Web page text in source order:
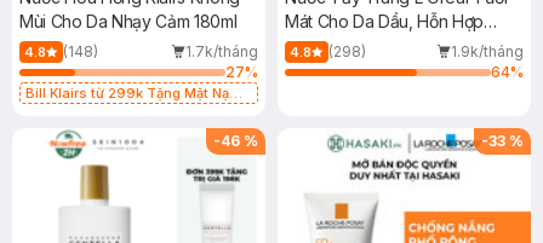
Mùi Cho Da Nhạy Cảm 180ml
4.8 (148)
1.7k/tháng
27%
Bill Klairs từ 299k Tặng Mặt Nạ
25ml (SL Có Hạn)
Mát Cho Da Dầu, Hỗn Hợp
400ml
4.8 (298)
1.9k/tháng
64%
-46 % -33 %